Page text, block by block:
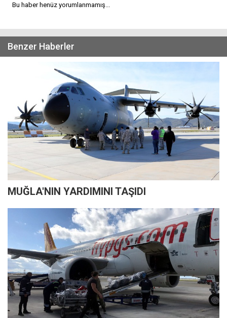
Bu haber henüz yorumlanmamış...
Benzer Haberler
MUĞLA'NIN YARDIMINI TAŞIDI